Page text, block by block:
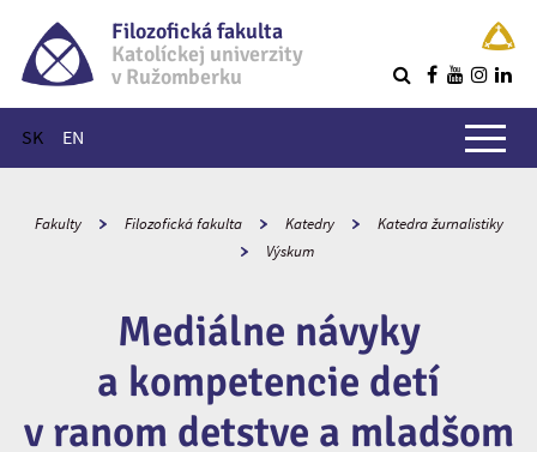
Filozofická fakulta
Katolíckej univerzity
v Ružomberku
SK EN
Hlavné menu
Fakulty Filozofická fakulta Katedry
Katedra žurnalistiky
Výskum
Mediálne návyky
a kompetencie detí
v ranom detstve a mladšom